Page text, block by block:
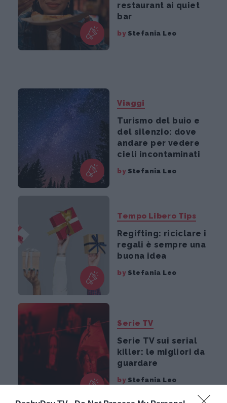
restaurant ai quiet
bar
by Stefania Leo
Viaggi
Turismo del buio e
del silenzio: dove
andare per vedere
cieli incontaminati
by Stefania Leo
Tempo Libero Tips
Regifting: riciclare i
regali è sempre una
buona idea
by Stefania Leo
Serie TV
Serie TV sui serial
killer: le migliori da
guardare
by Stefania Leo